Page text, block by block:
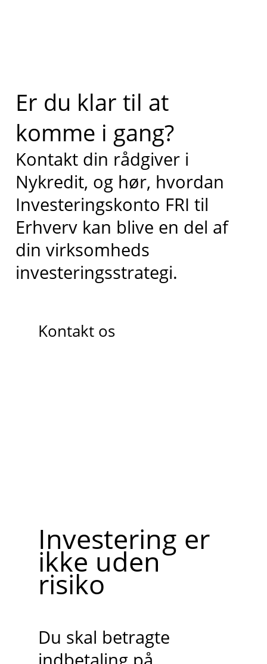
Er du klar til at
komme i gang?
Kontakt din rådgiver i
Nykredit, og hør, hvordan
Investeringskonto FRI til
Erhverv kan blive en del af
din virksomheds
investeringsstrategi.
Kontakt os
Investering er
ikke uden
risiko
Du skal betragte